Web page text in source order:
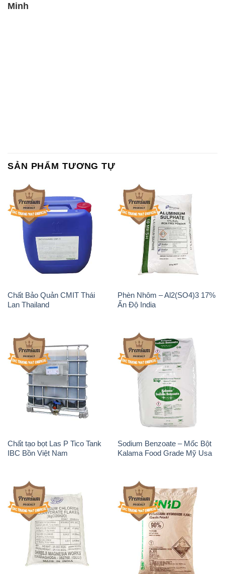
Minh
SẢN PHẨM TƯƠNG TỰ
Chất Bảo Quản CMIT Thái
Lan Thailand
Phèn Nhôm – Al2(SO4)3 17%
Ấn Độ India
Chất tạo bọt Las P Tico Tank
IBC Bồn Việt Nam
Sodium Benzoate – Mốc Bột
Kalama Food Grade Mỹ Usa